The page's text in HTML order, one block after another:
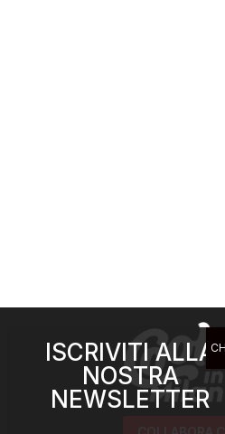
ISCRIVITI ALLA
NOSTRA
NEWSLETTER